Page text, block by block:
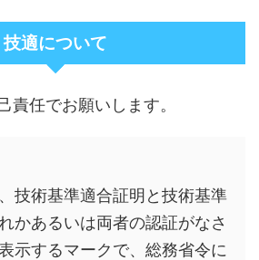
技適について
責任でお願いします。
技術基準適合証明と技術基準
かあるいは両者の認証がなさ
示するマークで、総務省令に